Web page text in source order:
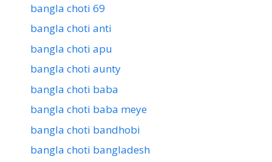
bangla choti 69
bangla choti anti
bangla choti apu
bangla choti aunty
bangla choti baba
bangla choti baba meye
bangla choti bandhobi
bangla choti bangladesh